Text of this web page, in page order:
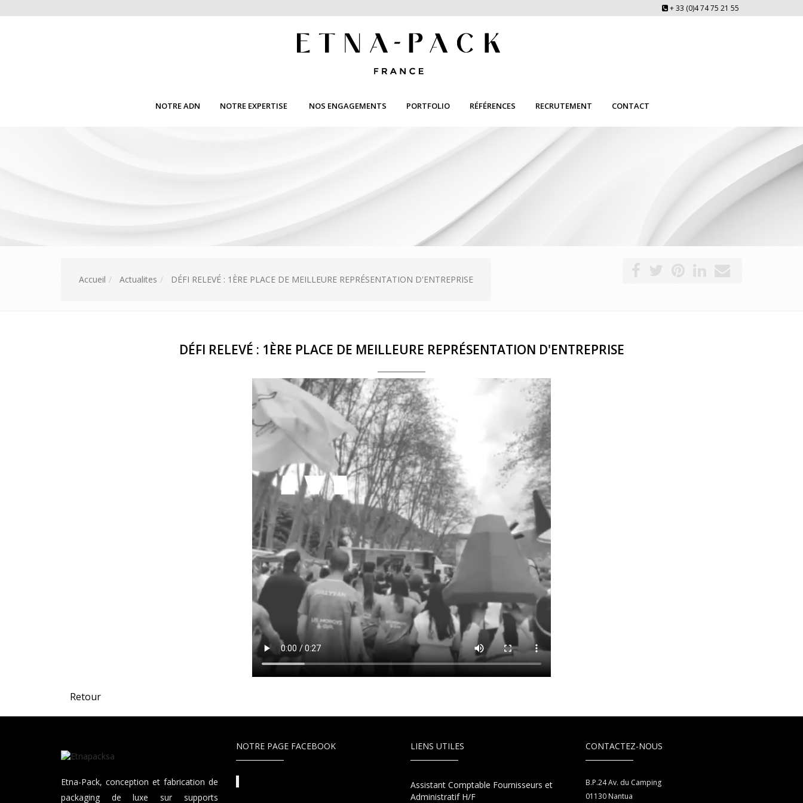
+ 33 (0)4 74 75 21 55
NOTRE ADN NOTRE EXPERTISE NOS ENGAGEMENTS PORTFOLIO RÉFÉRENCES RECRUTEMENT CONTACT
Accueil Actualites DÉFI RELEVÉ : 1ÈRE PLACE DE MEILLEURE REPRÉSENTATION D'ENTREPRISE
DÉFI RELEVÉ : 1ÈRE PLACE DE MEILLEURE REPRÉSENTATION D'ENTREPRISE
Retour
Etna-Pack, conception et fabrication de
packaging de luxe sur supports
NOTRE PAGE FACEBOOK LIENS UTILES
Assistant Comptable Fournisseurs et
Administratif H/F
CONTACTEZ-NOUS
B.P.24 Av. du Camping
01130 Nantua
Votre choix
Ce site utilise des cookies et vous donne le contrôle sur ceux que vous souhaitez
activer. Vous avez le choix de les accepter ou de les refuser pour naviguer sur
notre site internet.
Tout Refuser Tout Accepter
Personnaliser